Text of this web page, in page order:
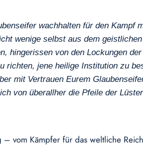
wachhalten für den
wenige selbst aus dem
hingerissen von den Lockungen
richten, jene heilige Institution zu
mit Vertrauen Eurem
von überallher die Pfeile der
vom Kämpfer für das weltliche